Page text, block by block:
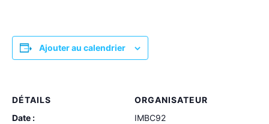
Ajouter au calendrier
DÉTAILS
Date :
ORGANISATEUR
IMBC92